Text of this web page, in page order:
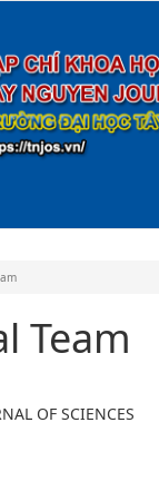
Team
OF SCIENCES